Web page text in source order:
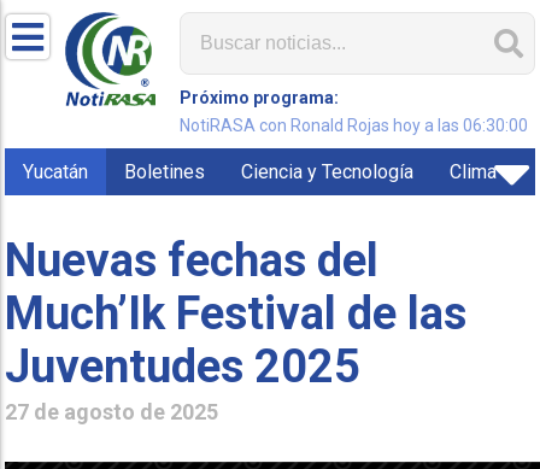
Próximo programa:
NotiRASA con Ronald Rojas hoy a las 06:30:00
Yucatán Boletines Ciencia y Tecnología Clima
Nuevas fechas del
Much’Ik Festival de las
Juventudes 2025
27 de agosto de 2025